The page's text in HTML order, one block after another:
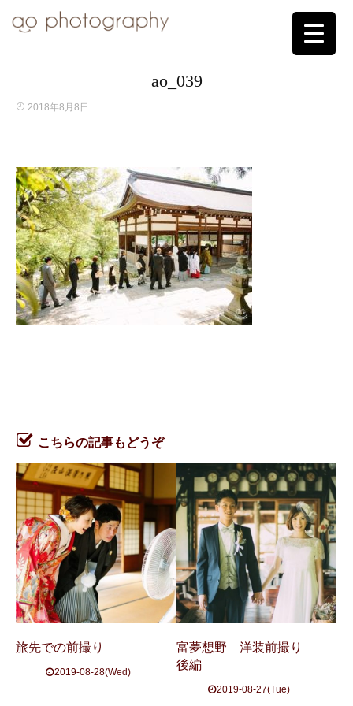
ao_039
2018年8月8日
こちらの記事もどうぞ
旅先での前撮り
2019-08-28(Wed)
富夢想野 洋装前撮り
後編
2019-08-27(Tue)